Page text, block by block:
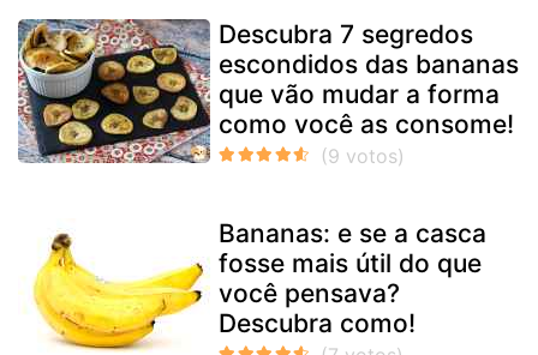
Descubra 7 segredos
escondidos das bananas
que vão mudar a forma
como você as consome!
Bananas: e se a casca
fosse mais útil do que
você pensava?
Descubra como!